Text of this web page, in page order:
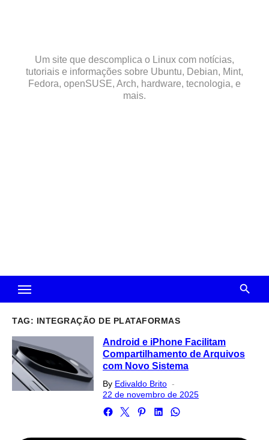
Um site que descomplica o Linux com notícias,
tutoriais e informações sobre Ubuntu, Debian, Mint,
Fedora, openSUSE, Arch, hardware, tecnologia, e
mais.
TAG: INTEGRAÇÃO DE PLATAFORMAS
Android e iPhone Facilitam
Compartilhamento de Arquivos
com Novo Sistema
By Edivaldo Brito
on
22 de novembro de 2025